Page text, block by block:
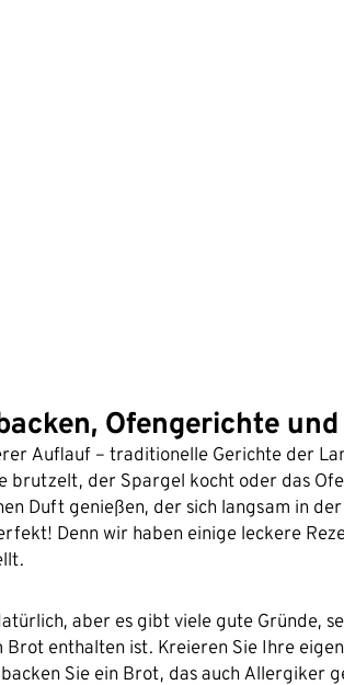
Ofengerichte und
Auflauf – traditionelle Gerichte der
brutzelt, der Spargel kocht oder das
Duft genießen, der sich langsam in
Denn wir haben einige leckere
aber es gibt viele gute Gründe,
Brot enthalten ist. Kreieren Sie Ihre
Sie ein Brot, das auch Allergiker